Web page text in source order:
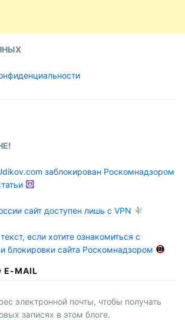
заблокирован Роскомнадзором
сайт доступен лишь с VPN
если хотите ознакомиться с
блокировки сайта Роскомнадзором
MAIL
электронной почты, чтобы получать
записях в этом блоге.